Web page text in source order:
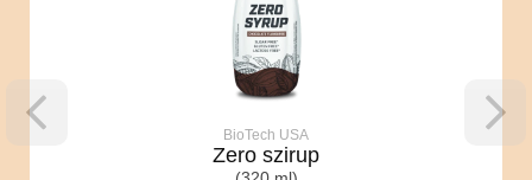
BioTech USA
Zero szirup